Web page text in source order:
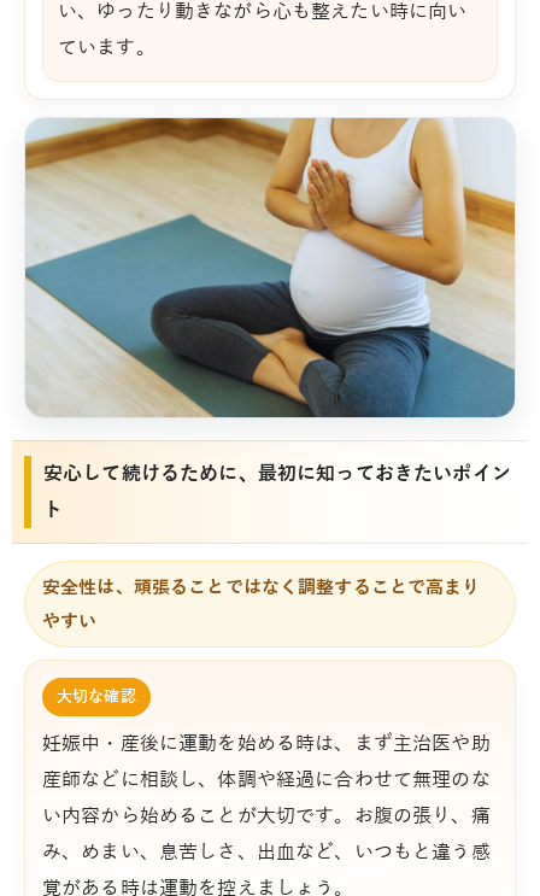
い、ゆったり動きながら心も整えたい時に向い
ています。
安心して続けるために、最初に知っておきたいポイン
ト
安全性は、頑張ることではなく調整することで高まり
やすい
大切な確認
妊娠中・産後に運動を始める時は、まず主治医や助
産師などに相談し、体調や経過に合わせて無理のな
い内容から始めることが大切です。お腹の張り、痛
み、めまい、息苦しさ、出血など、いつもと違う感
覚がある時は運動を控えましょう。